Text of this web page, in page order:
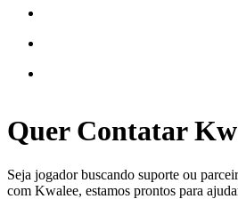
Quer Contatar
Seja jogador buscando suporte ou
com Kwalee, estamos prontos para